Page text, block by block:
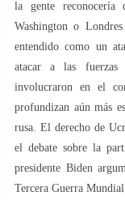
la gente reconocería
Washington o
entendido como un
atacar a las fuerzas
involucraron en el
profundizan aún más
rusa. El derecho de
el debate sobre la
presidente Biden
Tercera Guerra